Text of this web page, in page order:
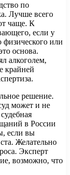
по
Лучше всего
чаще. К
если у
физического или
основа.
алкоголем,
крайней
решение.
может и не
в России
если вы
Желательно
Эксперт
возможно, что